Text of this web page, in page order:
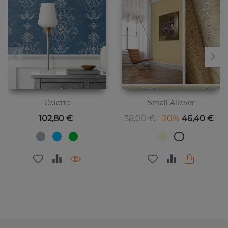
Colette
Цена
102,80 €
Small Allover
Базовая цена
58,00 € -20%
Цена 46,40 €